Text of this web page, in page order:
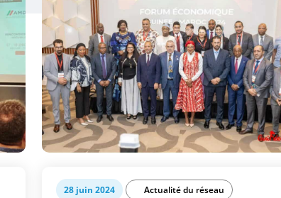
28 juin 2024
Actualité du réseau